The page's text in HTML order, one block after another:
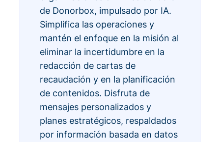
de Donorbox, impulsado por IA.
Simplifica las operaciones y
mantén el enfoque en la misión al
eliminar la incertidumbre en la
redacción de cartas de
recaudación y en la planificación
de contenidos. Disfruta de
mensajes personalizados y
planes estratégicos, respaldados
por información basada en datos